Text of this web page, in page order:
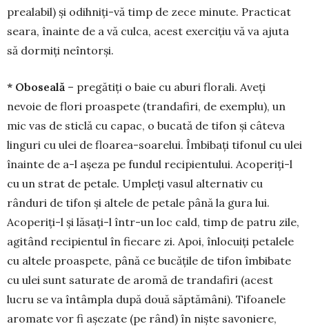
prea­labil) și odih­niți-vă timp de zece mi­nute. Practicat
seara, înain­te de a vă culca, acest exer­cițiu vă va ajuta
să dormiți neîntorși.
* Oboseală – pregătiți o baie cu aburi flo­rali. Aveți
nevoie de flori proaspete (trandafiri, de exem­­plu), un
mic vas de sticlă cu capac, o bucată de tifon și câteva
linguri cu ulei de floarea-soarelui. Îmbibați tifo­nul cu ulei
înainte de a-l așeza pe fun­dul recipien­tu­lui. Acoperiți-l
cu un strat de petale. Umpleți vasul alter­nativ cu
rânduri de tifon și altele de petale până la gura lui.
Acoperiți-l și lăsați-l într-un loc cald, timp de patru zile,
agitând recipientul în fiecare zi. Apoi, înlocuiți petalele
cu altele proas­pete, până ce bucă­țile de tifon îmbibate
cu ulei sunt saturate de aromă de trandafiri (acest
lucru se va întâmpla du­pă două săp­tă­mâni). Ti­foa­nele
aromate vor fi așezate (pe rând) în niș­te savo­niere,